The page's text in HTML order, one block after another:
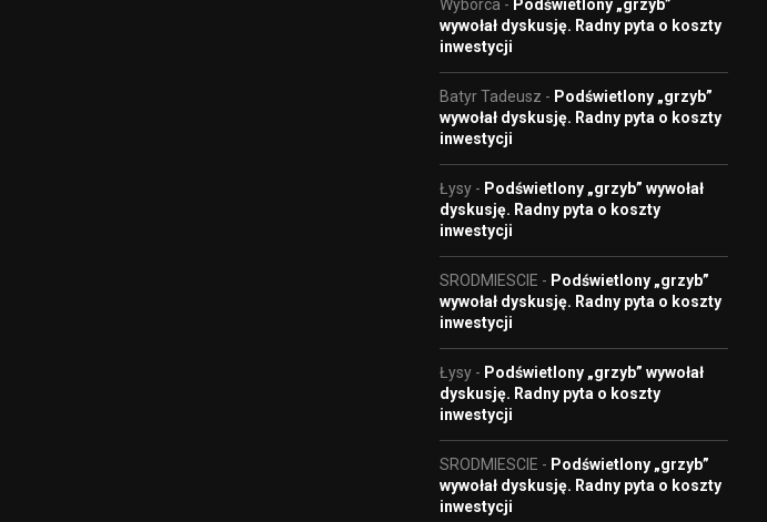
Wyborca - Podświetlony „grzyb”
wywołał dyskusję. Radny pyta o koszty
inwestycji
Batyr Tadeusz - Podświetlony „grzyb”
wywołał dyskusję. Radny pyta o koszty
inwestycji
Łysy - Podświetlony „grzyb” wywołał
dyskusję. Radny pyta o koszty
inwestycji
SRODMIESCIE - Podświetlony „grzyb”
wywołał dyskusję. Radny pyta o koszty
inwestycji
Łysy - Podświetlony „grzyb” wywołał
dyskusję. Radny pyta o koszty
inwestycji
SRODMIESCIE - Podświetlony „grzyb”
wywołał dyskusję. Radny pyta o koszty
inwestycji